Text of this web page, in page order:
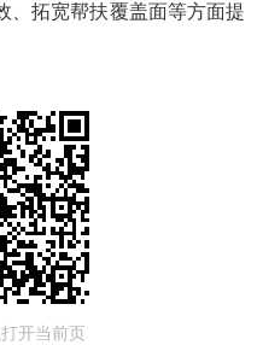
、拓宽帮扶覆盖面等方面提
开当前页